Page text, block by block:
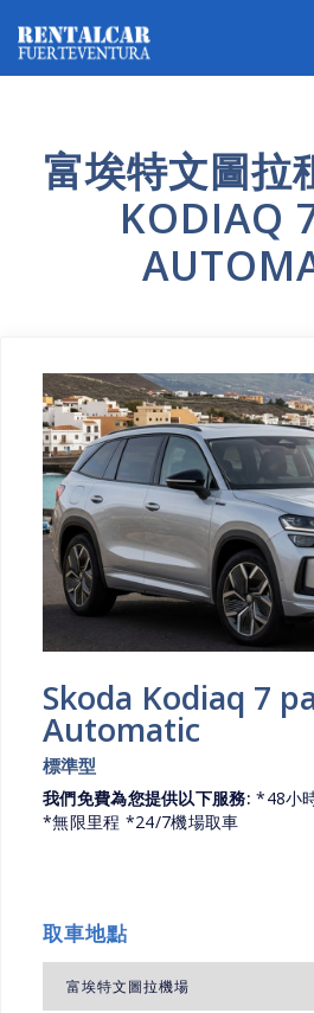
富埃特文圖拉
KODIAQ
Skoda Kodiaq 7
Automatic
標準型
我們免費為您提供以下服務: *48小
*無限里程 *24/7機場取車
取車地點